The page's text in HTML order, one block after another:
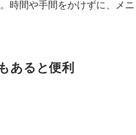
時間や手間をかけずに、メニ
あると便利